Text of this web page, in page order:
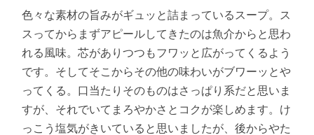
色々な素材の旨みがギュッと詰まっているスープ。ス
スってからまずアピールしてきたのは魚介からと思わ
れる風味。芯がありつつもフワッと広がってくるよう
です。そしてそこからその他の味わいがブワーッとや
ってくる。口当たりそのものはさっぱり系だと思いま
すが、それでいてまろやかさとコクが楽しめます。け
っこう塩気がきいていると思いましたが、後からやた